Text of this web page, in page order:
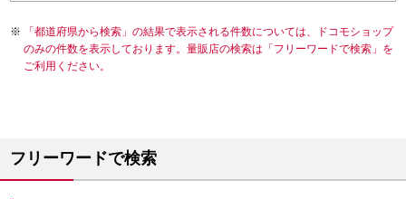
「都道府県から検索」の結果で表示される件数については、ドコモショップ
のみの件数を表示しております。量販店の検索は「フリーワードで検索」を
ご利用ください。
フリーワードで検索